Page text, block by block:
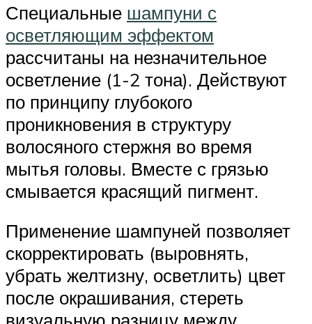
Специальные шампуни с
осветляющим эффектом
рассчитаны на незначительное
осветление (1-2 тона). Действуют
по принципу глубокого
проникновения в структуру
волосяного стержня во время
мытья головы. Вместе с грязью
смывается красящий пигмент.
Применение шампуней позволяет
скорректировать (выровнять,
убрать желтизну, осветлить) цвет
после окрашивания, стереть